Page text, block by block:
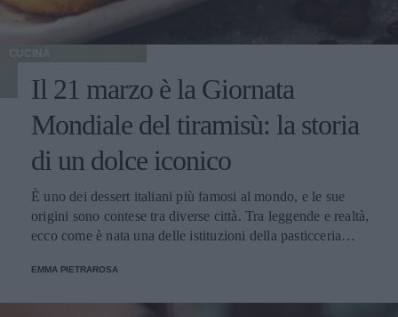
CUCINA
Il 21 marzo è la Giornata
Mondiale del tiramisù: la storia
di un dolce iconico
È uno dei dessert italiani più famosi al mondo, e le sue
origini sono contese tra diverse città. Tra leggende e realtà,
ecco come è nata una delle istituzioni della pasticceria
EMMA PIETRAROSA